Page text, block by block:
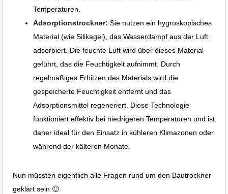
Temperaturen.
Adsorptionstrockner: Sie nutzen ein hygroskopisches
Material (wie Silikagel), das Wasserdampf aus der Luft
adsorbiert. Die feuchte Luft wird über dieses Material
geführt, das die Feuchtigkeit aufnimmt. Durch
regelmäßiges Erhitzen des Materials wird die
gespeicherte Feuchtigkeit entfernt und das
Adsorptionsmittel regeneriert. Diese Technologie
funktioniert effektiv bei niedrigeren Temperaturen und ist
daher ideal für den Einsatz in kühleren Klimazonen oder
während der kälteren Monate.
Nun müssten eigentlich alle Fragen rund um den Bautrockner
geklärt sein 🙂